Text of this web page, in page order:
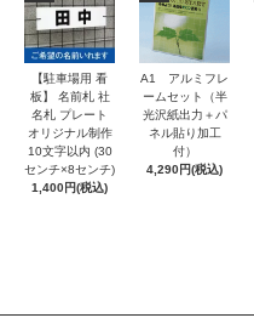
【駐車場用 看
板】 名前札 社
名札 プレート
オリジナル制作
10文字以内 (30
センチ×8センチ)
1,400円(税込)
A1 アルミフレ
ームセット（半
光沢紙出力＋パ
ネル貼り加工
付）
4,290円(税込)